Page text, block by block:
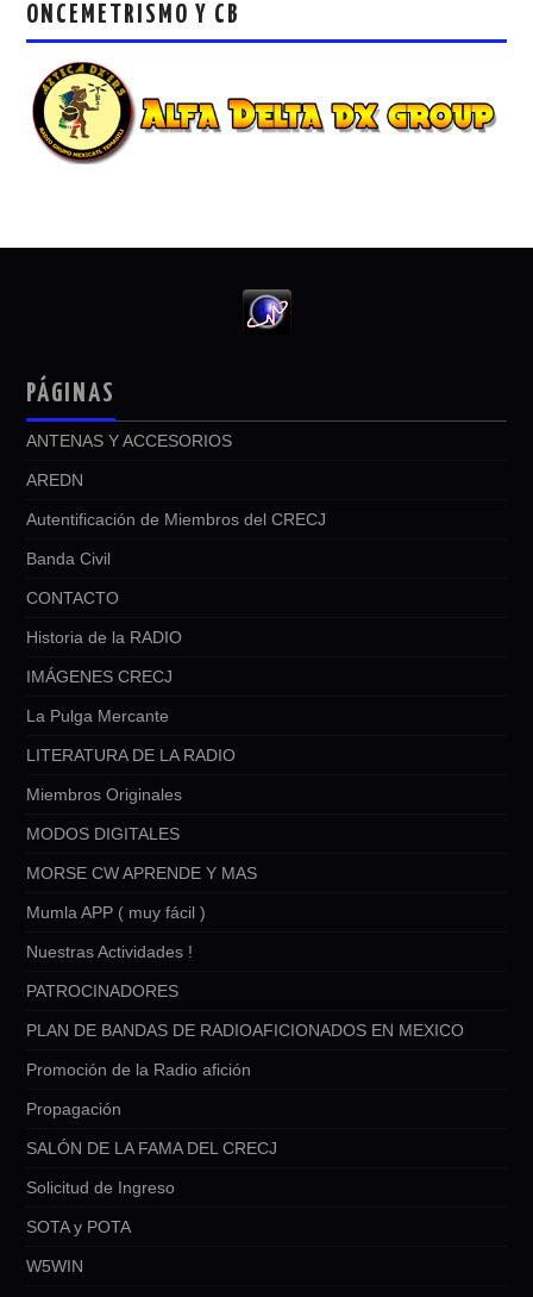
ONCEMETRISMO Y CB
PÁGINAS
ANTENAS Y ACCESORIOS
AREDN
Autentificación de Miembros del CRECJ
Banda Civil
CONTACTO
Historia de la RADIO
IMÁGENES CRECJ
La Pulga Mercante
LITERATURA DE LA RADIO
Miembros Originales
MODOS DIGITALES
MORSE CW APRENDE Y MAS
Mumla APP ( muy fácil )
Nuestras Actividades !
PATROCINADORES
PLAN DE BANDAS DE RADIOAFICIONADOS EN MEXICO
Promoción de la Radio afición
Propagación
SALÓN DE LA FAMA DEL CRECJ
Solicitud de Ingreso
SOTA y POTA
W5WIN